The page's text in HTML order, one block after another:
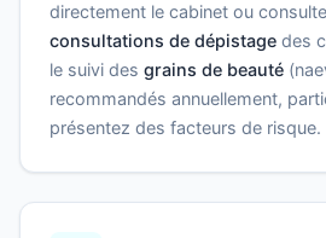
directement le cabinet ou
consultations de dépistage des
le suivi des grains de beauté
recommandés annuellement,
présentez des facteurs de risque.